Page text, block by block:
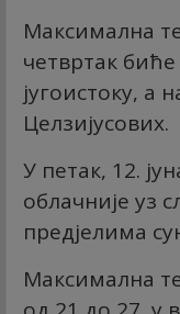
Максимална
четвртак
југоистоку, а
Целзијусових.
У петак, 12.
облачније уз
предјелима
Максимална